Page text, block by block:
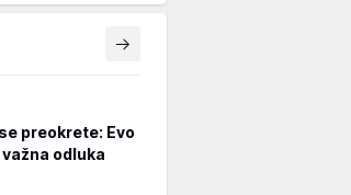
preokrete: Evo
odluka